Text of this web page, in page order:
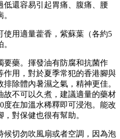
低還容易引起胃痛、腹痛、腰
用適量藿香，紫蘇葉（各約5
要藥。揮發油有防腐和抗菌作
作用，對於夏季常犯的香港腳與
除體內暑濕之氣，精神更佳。
故不可以久煮，建議適量的藥材
度在加溫水稀釋即可浸泡。能改
對保健也很有幫助。
候切勿吹風扇或者空調，因為泡